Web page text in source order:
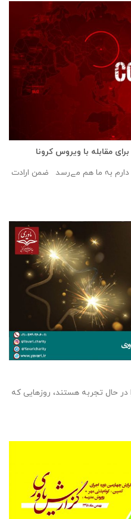
مقابله با ویروس کرونا
بہ ما هم مےرسد ضمن ارادت
حال تجربه هستند، روزهایی که